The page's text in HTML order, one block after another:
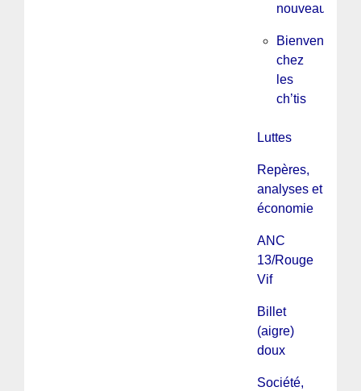
nouveau
Bienvenue
chez
les
ch’tis
Luttes
Repères,
analyses et
économie
ANC
13/Rouge
Vif
Billet
(aigre)
doux
Société,